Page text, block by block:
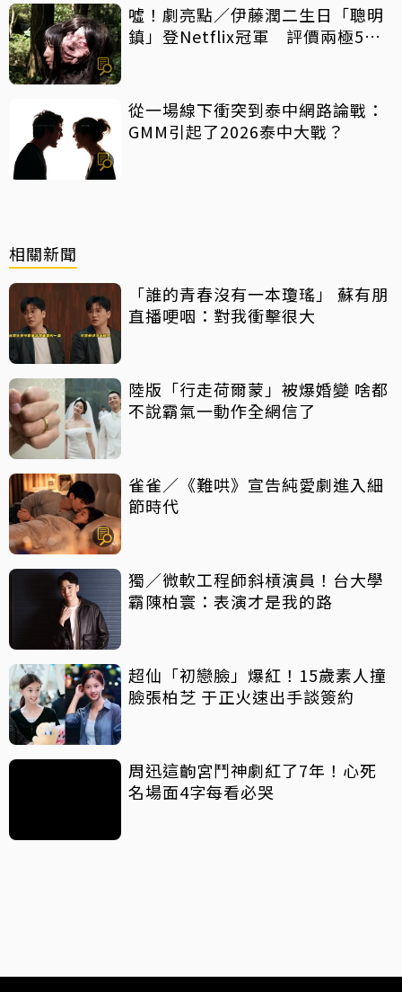
噓！劇亮點／伊藤潤二生日「聰明
鎮」登Netflix冠軍 評價兩極5大
從一場線下衝突到泰中網路論戰：
GMM引起了2026泰中大戰？
相關新聞
「誰的青春沒有一本瓊瑤」 蘇有朋
直播哽咽：對我衝擊很大
陸版「行走荷爾蒙」被爆婚變 啥都
不說霸氣一動作全網信了
雀雀／《難哄》宣告純愛劇進入細
節時代
獨／微軟工程師斜槓演員！台大學
霸陳柏寰：表演才是我的路
超仙「初戀臉」爆紅！15歲素人撞
臉張柏芝 于正火速出手談簽約
周迅這齣宮鬥神劇紅了7年！心死
名場面4字每看必哭